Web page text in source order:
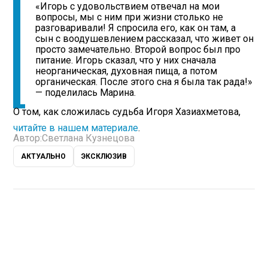
«Игорь с удовольствием отвечал на мои
вопросы, мы с ним при жизни столько не
разговаривали! Я спросила его, как он там, а
сын с воодушевлением рассказал, что живет он
просто замечательно. Второй вопрос был про
питание. Игорь сказал, что у них сначала
неорганическая, духовная пища, а потом
органическая. После этого сна я была так рада!»
— поделилась Марина.
О том, как сложилась судьба Игоря Хазиахметова,
читайте в нашем материале.
Автор:Светлана Кузнецова
АКТУАЛЬНО ЭКСКЛЮЗИВ